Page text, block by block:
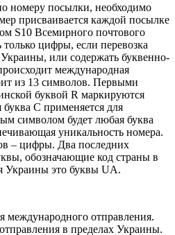
номеру посылки, необходимо
присваивается каждой посылке
S10 Всемирного почтового
цифры, если перевозка
Украины, или содержать буквенно-
международная
из 13 символов. Первыми
буквой R маркируются
С применяется для
символом будет любая буква
уникальность номера.
– цифры. Два последних
обозначающие код страны в
Украины это буквы UA.
международного отправления.
в пределах Украины.